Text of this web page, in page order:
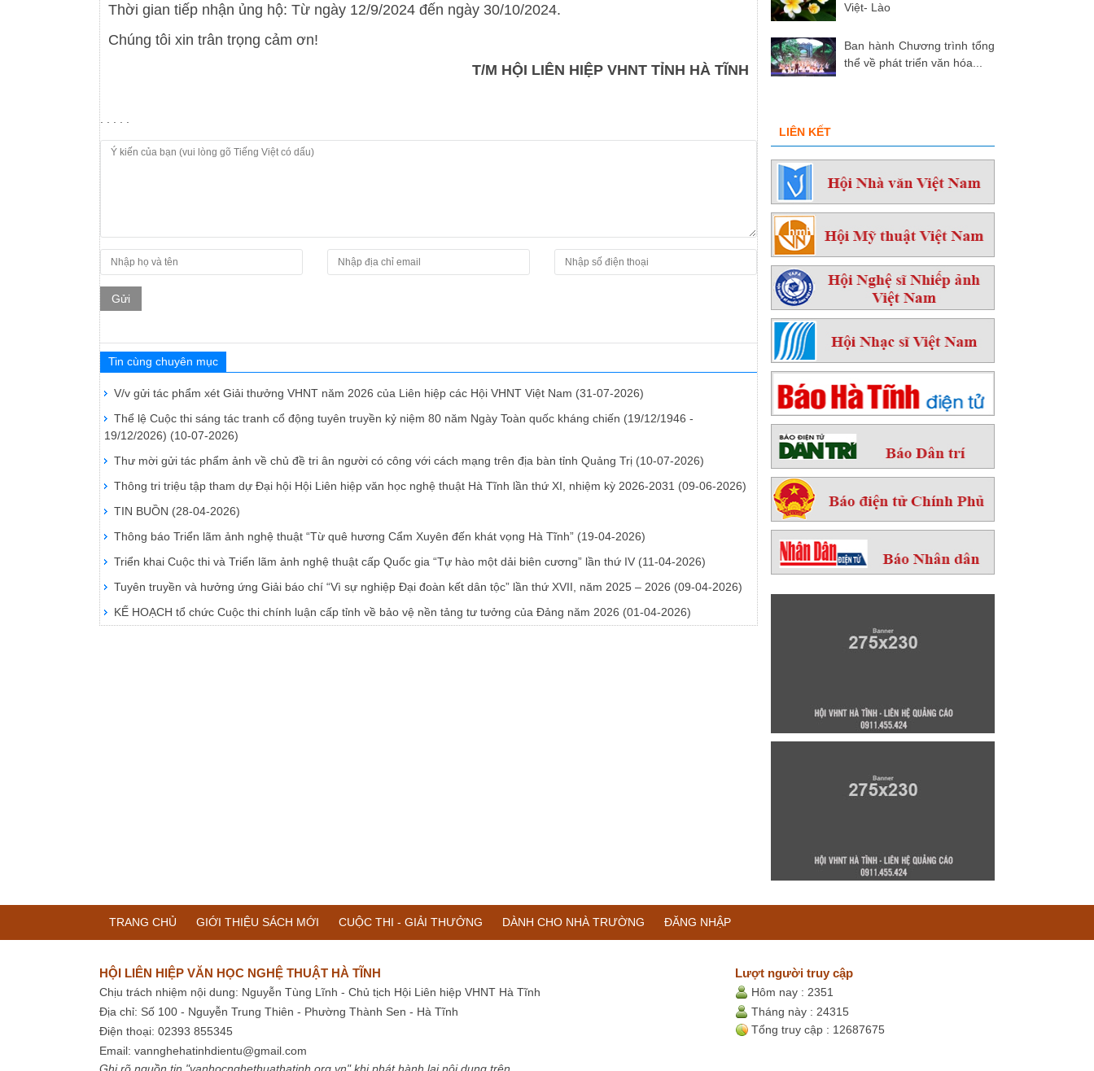
Thời gian tiếp nhận ủng hộ: Từ ngày 12/9/2024 đến ngày 30/10/2024.
Chúng tôi xin trân trọng cảm ơn!
T/M HỘI LIÊN HIỆP VHNT TỈNH HÀ TĨNH
Gửi
Tin cùng chuyên mục
V/v gửi tác phẩm xét Giải thưởng VHNT năm 2026 của Liên hiệp các Hội VHNT Việt Nam (31-07-2026)
Thể lệ Cuộc thi sáng tác tranh cổ động tuyên truyền kỷ niệm 80 năm Ngày Toàn quốc kháng chiến (19/12/1946 -
19/12/2026) (10-07-2026)
Thư mời gửi tác phẩm ảnh về chủ đề tri ân người có công với cách mạng trên địa bàn tỉnh Quảng Trị (10-07-2026)
Thông tri triệu tập tham dự Đại hội Hội Liên hiệp văn học nghệ thuật Hà Tĩnh lần thứ XI, nhiệm kỳ 2026-2031 (09-06-2026)
TIN BUỒN (28-04-2026)
Thông báo Triển lãm ảnh nghệ thuật “Từ quê hương Cẩm Xuyên đến khát vọng Hà Tĩnh” (19-04-2026)
Triển khai Cuộc thi và Triển lãm ảnh nghệ thuật cấp Quốc gia “Tự hào một dải biên cương” lần thứ IV (11-04-2026)
Tuyên truyền và hưởng ứng Giải báo chí “Vì sự nghiệp Đại đoàn kết dân tộc” lần thứ XVII, năm 2025 – 2026 (09-04-2026)
KẾ HOẠCH tổ chức Cuộc thi chính luận cấp tỉnh về bảo vệ nền tảng tư tưởng của Đảng năm 2026 (01-04-2026)
Việt- Lào
Ban hành Chương trình tổng
thể về phát triển văn hóa...
LIÊN KẾT
TRANG CHỦ GIỚI THIỆU SÁCH MỚI CUỘC THI - GIẢI THƯỞNG DÀNH CHO NHÀ TRƯỜNG ĐĂNG NHẬP
HỘI LIÊN HIỆP VĂN HỌC NGHỆ THUẬT HÀ TĨNH
Chịu trách nhiệm nội dung: Nguyễn Tùng Lĩnh - Chủ tịch Hội Liên hiệp VHNT Hà Tĩnh
Địa chỉ: Số 100 - Nguyễn Trung Thiên - Phường Thành Sen - Hà Tĩnh
Điện thoại: 02393 855345
Email: vannghehatinhdientu@gmail.com
Lượt người truy cập
Hôm nay : 2351
Tháng này : 24315
Tổng truy cập : 12687675